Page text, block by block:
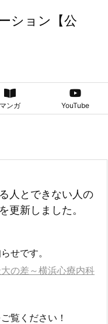
ション【公
マンガ YouTube
人とできない人の
更新しました。
せです。
の差～横浜心療内科
覧ください！